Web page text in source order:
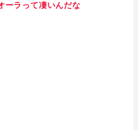
ーラって凄いんだな